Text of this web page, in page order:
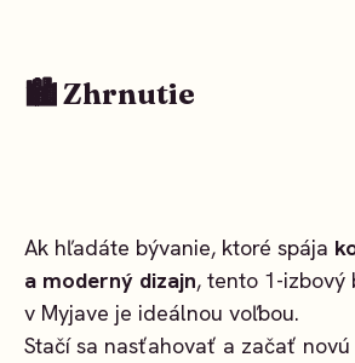
🏙️ Zhrnutie
Ak hľadáte bývanie, ktoré spája
a moderný dizajn, tento 1-izbový
v Myjave je ideálnou voľbou.
Stačí sa nasťahovať a začať